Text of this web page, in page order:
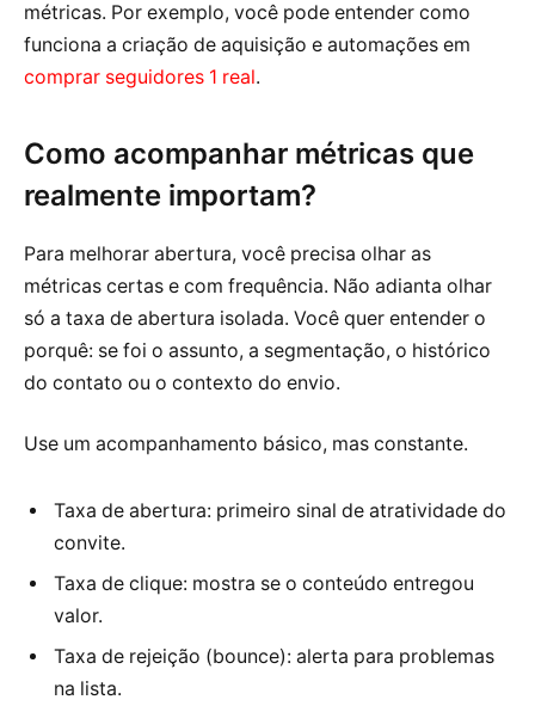
métricas. Por exemplo, você pode entender como
funciona a criação de aquisição e automações em
comprar seguidores 1 real.
Como acompanhar métricas que
realmente importam?
Para melhorar abertura, você precisa olhar as
métricas certas e com frequência. Não adianta olhar
só a taxa de abertura isolada. Você quer entender o
porquê: se foi o assunto, a segmentação, o histórico
do contato ou o contexto do envio.
Use um acompanhamento básico, mas constante.
Taxa de abertura: primeiro sinal de atratividade do
convite.
Taxa de clique: mostra se o conteúdo entregou
valor.
Taxa de rejeição (bounce): alerta para problemas
na lista.